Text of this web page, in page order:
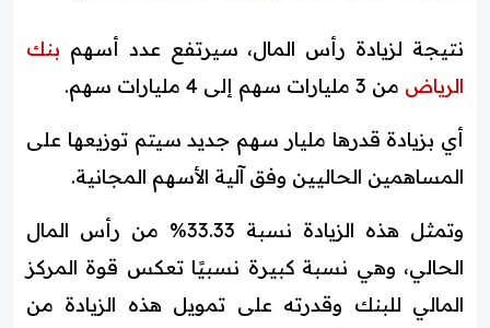
نتيجة لزيادة رأس المال، سيرتفع عدد أسهم بنك
الرياض من 3 مليارات سهم إلى 4 مليارات سهم.
أي بزيادة قدرها مليار سهم جديد سيتم توزيعها على
المساهمين الحاليين وفق آلية الأسهم المجانية.
وتمثل هذه الزيادة نسبة 33.33% من رأس المال
الحالي، وهي نسبة كبيرة نسبيًا تعكس قوة المركز
المالي للبنك وقدرته على تمويل هذه الزيادة من